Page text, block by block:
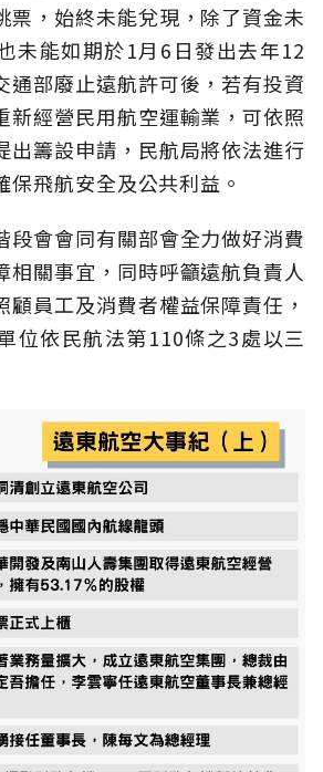
票，始終未能兌現，除了資金未
未能如期於1月6日發出去年12
通部廢止遠航許可後，若有投資
新經營民用航空運輸業，可依照
出籌設申請，民航局將依法進行
保飛航安全及公共利益。
段會會同有關部會全力做好消費
相關事宜，同時呼籲遠航負責人
顧員工及消費者權益保障責任，
位依民航法第110條之3處以三